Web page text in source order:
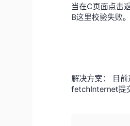
当在C页面点击
B这里校验失败。
解决方案： 目
fetchInternet提